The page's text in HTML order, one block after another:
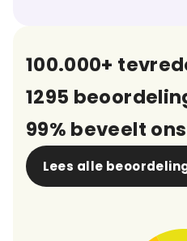
100.000+
1295
99% beveelt
Lees alle